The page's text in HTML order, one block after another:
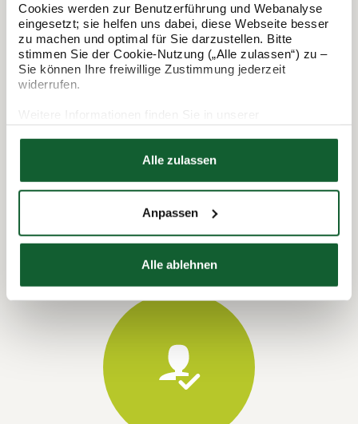
Cookies werden zur Benutzerführung und Webanalyse
eingesetzt; sie helfen uns dabei, diese Webseite besser
zu machen und optimal für Sie darzustellen. Bitte
stimmen Sie der Cookie-Nutzung („Alle zulassen“) zu –
Sie können Ihre freiwillige Zustimmung jederzeit
widerrufen.
Datenschutzerklärung
Alle zulassen
Anpassen
Alle ablehnen
Termin vereinbaren